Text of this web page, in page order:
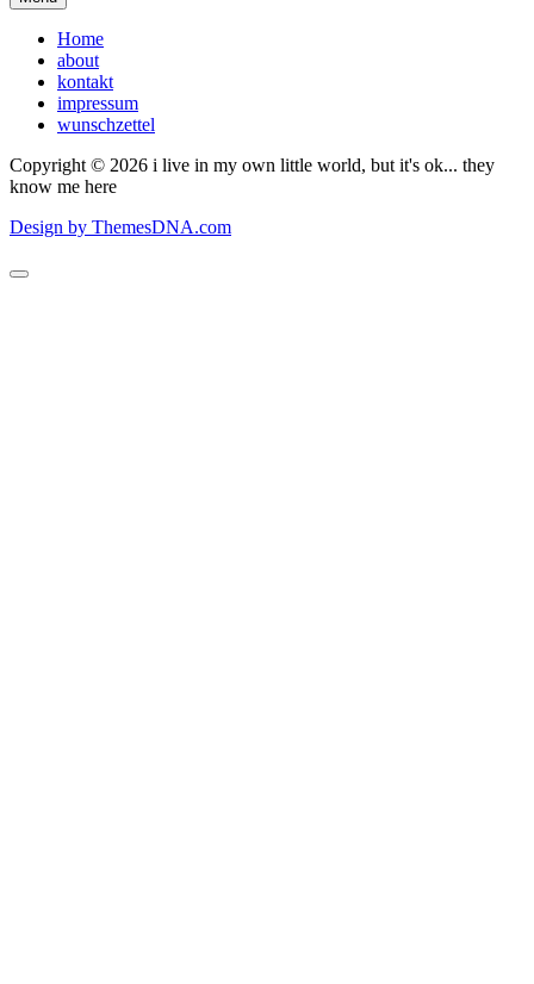
Home
about
kontakt
impressum
wunschzettel
Copyright © 2026 i live in my own little world, but it's ok... they
know me here
Design by ThemesDNA.com
Scroll